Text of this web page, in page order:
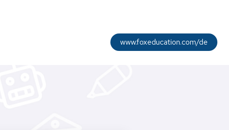
www.foxeducation.com/de